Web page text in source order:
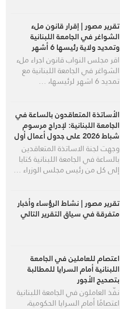
تقرير مصور | إقرار قانون ملء
الشواغر في الجامعة اللبنانية
وتمديد ولاية رئيسها 6 أشهر
اقر مجلس النواب قانون اجراء ملء
الشواغر في الجامعة اللبنانية مع
تمديد 6 اشهر لرئيسها، …
الأساتذة المتعاقدون بالساعة في
الجامعة اللبنانية: لإدراج مرسوم
شباط 2026 على جدول أعمال أول
جلسة لمجلس الوزراء
وجهت لجنة الاساتذة المتعاقدين
بالساعة في الجامعة اللبنانية كتابا
إلى كل من رئيس مجلس الوزراء …
تقرير مصور | نشاط الرؤساء وأخبار
متفرقة في سياق التقرير التالي
اعتصام للعاملين في الجامعة
اللبنانية أمام السرايا للمطالبة
بتصحيح الأجور
نفّذ العاملون في الجامعة اللبنانية
اعتصامًا أمام السرايا الحكومية،